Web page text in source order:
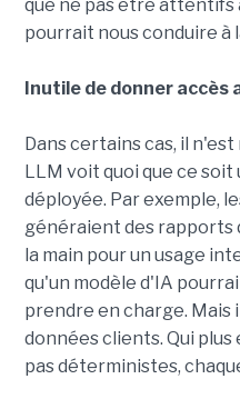
que ne pas être attentifs
pourrait nous conduire à
Inutile de donner accès
Dans certains cas, il
LLM voit quoi que ce soit
déployée. Par exemple,
généraient des rapports
la main pour un usage
qu'un modèle d'IA
prendre en charge. Mais
données clients. Qui plus
pas déterministes,